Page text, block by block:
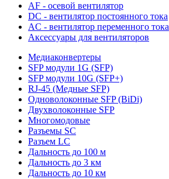
AF - осевой вентилятор
DC - вентилятор постоянного тока
AC - вентилятор переменного тока
Аксессуары для вентиляторов
Медиаконвертеры
SFP модули 1G (SFP)
SFP модули 10G (SFP+)
RJ-45 (Медные SFP)
Одноволоконные SFP (BiDi)
Двухволоконные SFP
Многомодовые
Разъемы SC
Разъем LC
Дальность до 100 м
Дальность до 3 км
Дальность до 10 км